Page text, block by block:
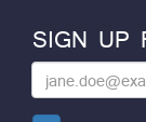
SIGN UP